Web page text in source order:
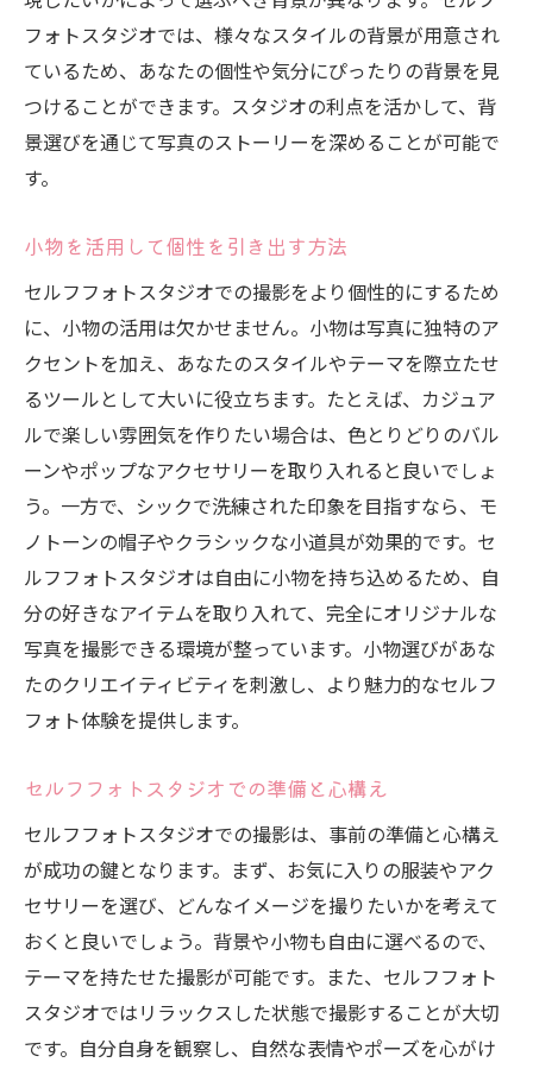
セルフフォトで高め合うアングルの使い方
写真の印象を変える自由なアングル
セルフフォトスタジオでのアングル選びの
ポイント
法
セルフフォトで瞬間を永遠に残す方法
自分だけのストーリーを写真で表現
セルフフォトスタジオで日常を特別なもの
に
撮りたい瞬間を逃さないシャッタータイミ
ング
セルフフォトで特別な瞬間を捉えるアイデ
ア
自分のペースでセルフフォトを楽しむコツ
セルフフォトスタジオであなたの個性を最大限
に表現する方法
個性を活かしたセルフフォトの撮影アイデ
自分らしさを表現する服装とアクセサリー
セルフフォトスタジオで自分だけのスタイ
ルを確立
個性を引き出すセルフフォトのライティン
グ技術
フォトスタジオでは、様々なスタイルの背景が用意され
ているため、あなたの個性や気分にぴったりの背景を見
つけることができます。スタジオの利点を活かして、背
景選びを通じて写真のストーリーを深めることが可能で
す。
小物を活用して個性を引き出す方法
セルフフォトスタジオでの撮影をより個性的にするため
に、小物の活用は欠かせません。小物は写真に独特のア
クセントを加え、あなたのスタイルやテーマを際立たせ
るツールとして大いに役立ちます。たとえば、カジュア
ルで楽しい雰囲気を作りたい場合は、色とりどりのバル
ーンやポップなアクセサリーを取り入れると良いでしょ
う。一方で、シックで洗練された印象を目指すなら、モ
ノトーンの帽子やクラシックな小道具が効果的です。セ
ルフフォトスタジオは自由に小物を持ち込めるため、自
分の好きなアイテムを取り入れて、完全にオリジナルな
写真を撮影できる環境が整っています。小物選びがあな
たのクリエイティビティを刺激し、より魅力的なセルフ
フォト体験を提供します。
セルフフォトスタジオでの準備と心構え
セルフフォトスタジオでの撮影は、事前の準備と心構え
が成功の鍵となります。まず、お気に入りの服装やアク
セサリーを選び、どんなイメージを撮りたいかを考えて
おくと良いでしょう。背景や小物も自由に選べるので、
テーマを持たせた撮影が可能です。また、セルフフォト
スタジオではリラックスした状態で撮影することが大切
です。自分自身を観察し、自然な表情やポーズを心がけ